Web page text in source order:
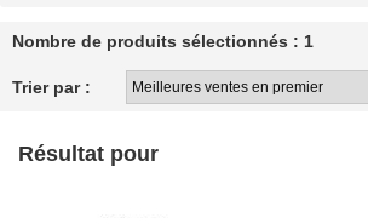
Nombre de produits sélectionnés : 1
Trier par :
Résultat pour